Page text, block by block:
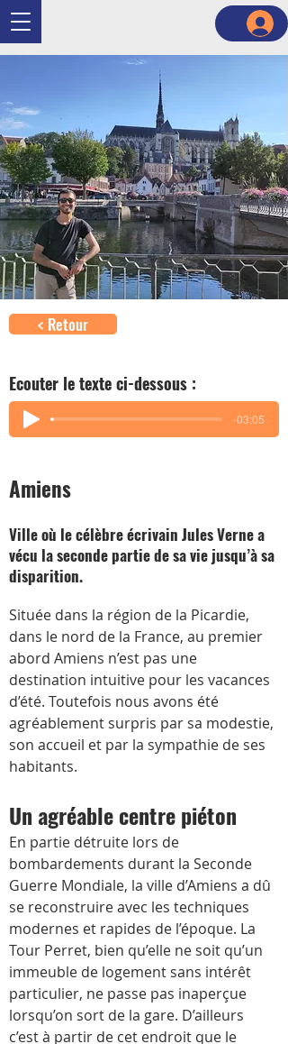
< Retour
Ecouter le texte ci-dessous :
-03:05
Amiens
Ville où le célèbre écrivain Jules Verne a
vécu la seconde partie de sa vie jusqu’à sa
disparition.
Située dans la région de la Picardie,
dans le nord de la France, au premier
abord Amiens n’est pas une
destination intuitive pour les vacances
d’été. Toutefois nous avons été
agréablement surpris par sa modestie,
son accueil et par la sympathie de ses
habitants.
Un agréable centre piéton
En partie détruite lors de
bombardements durant la Seconde
Guerre Mondiale, la ville d’Amiens a dû
se reconstruire avec les techniques
modernes et rapides de l’époque. La
Tour Perret, bien qu’elle ne soit qu’un
immeuble de logement sans intérêt
particulier, ne passe pas inaperçue
lorsqu’on sort de la gare. D’ailleurs
c’est à partir de cet endroit que le